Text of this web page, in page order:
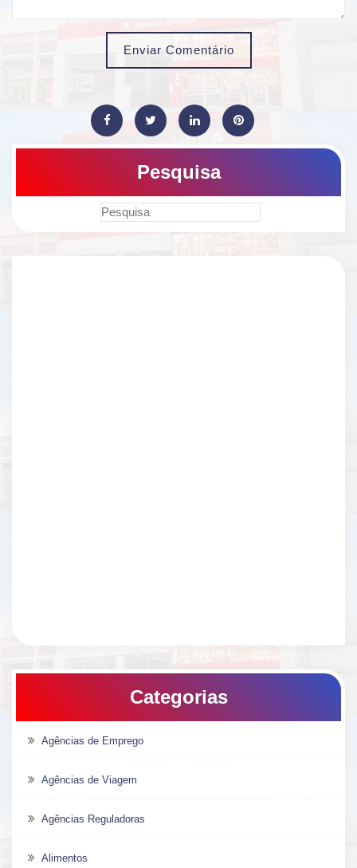
Enviar Comentário
Pesquisa
Categorias
Agências de Emprego
Agências de Viagem
Agências Reguladoras
Alimentos